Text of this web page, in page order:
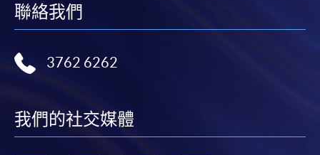
聯絡我們
3762 6262
我們的社交媒體